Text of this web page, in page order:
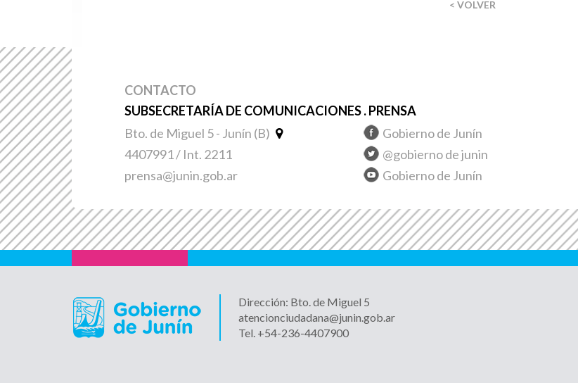
< VOLVER
CONTACTO
SUBSECRETARÍA DE COMUNICACIONES . PRENSA
Bto. de Miguel 5 - Junín (B)
4407991 / Int. 2211
prensa@junin.gob.ar
Gobierno de Junín
@gobierno de junin
Gobierno de Junín
Dirección: Bto. de Miguel 5
atencionciudadana@junin.gob.ar
Tel. +54-236-4407900